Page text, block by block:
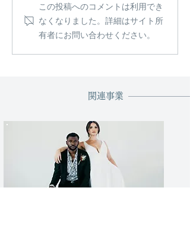
母の日に贈る、やさしい
時間。花と和紅茶のギフ
トボックス
この投稿へのコメントは利用でき
なくなりました。詳細はサイト所
有者にお問い合わせください。
関連事業